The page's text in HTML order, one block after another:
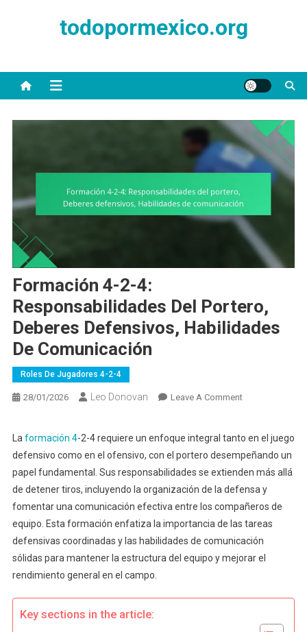
todopormexico.org
Formación 4-2-4:
Responsabilidades Del Portero,
Deberes Defensivos, Habilidades
De Comunicación
Roles De Jugadores 4-2-4
28/01/2026 Leo Donovan Leave A CommentOn
2-
4:
Del
Portero,
Deberes
Defensivos,
Habilidades
Laformación 4-2-4 requiere un enfoque integral tanto en el juego
defensivo como en el ofensivo, con el portero desempeñando un
papel fundamental. Sus responsabilidades se extienden más allá
de detener tiros, incluyendo la organización de la defensa y
fomentar una comunicación efectiva entre los compañeros de
equipo. Esta formación enfatiza la importancia de las tareas
defensivas coordinadas y las habilidades de comunicación
sólidas para mantener la estructura del equipo y mejorar el
rendimiento general en el campo.
Key sections in the article: